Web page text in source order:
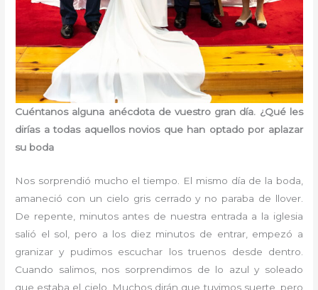
Cuéntanos alguna anécdota de vuestro gran día. ¿Qué les
dirías a todas aquellos novios que han optado por aplazar
su boda
Nos sorprendió mucho el tiempo. El mismo día de la boda,
amaneció con un cielo gris cerrado y no paraba de llover.
De repente, minutos antes de nuestra entrada a la iglesia
salió el sol, pero a los diez minutos de entrar, empezó a
granizar y pudimos escuchar los truenos desde dentro.
Cuando salimos, nos sorprendimos de lo azul y soleado
que estaba el cielo. Muchos dirán que tuvimos suerte, pero